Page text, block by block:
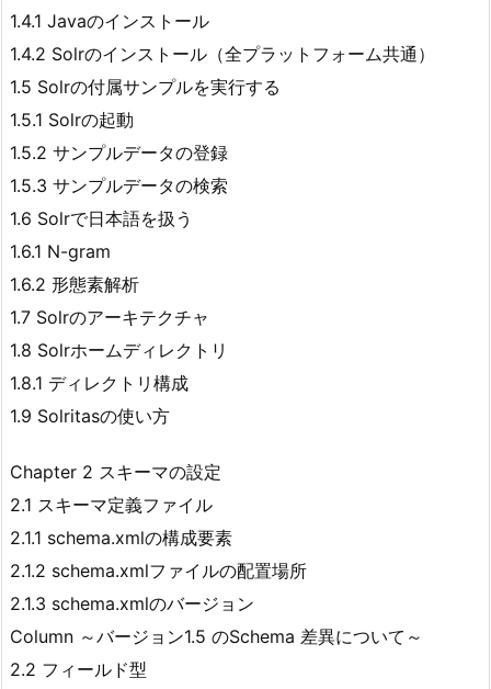
1.4.1 Javaのインストール
1.4.2 Solrのインストール（全プラットフォーム共通）
1.5 Solrの付属サンプルを実行する
1.5.1 Solrの起動
1.5.2 サンプルデータの登録
1.5.3 サンプルデータの検索
1.6 Solrで日本語を扱う
1.6.1 N-gram
1.6.2 形態素解析
1.7 Solrのアーキテクチャ
1.8 Solrホームディレクトリ
1.8.1 ディレクトリ構成
1.9 Solritasの使い方
Chapter 2 スキーマの設定
2.1 スキーマ定義ファイル
2.1.1 schema.xmlの構成要素
2.1.2 schema.xmlファイルの配置場所
2.1.3 schema.xmlのバージョン
Column ～バージョン1.5 のSchema 差異について～
2.2 フィールド型